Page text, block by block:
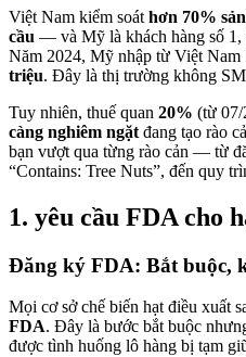
Việt Nam kiểm soát hơn 70%
cầu — và Mỹ là khách hàng số 1,
Năm 2024, Mỹ nhập từ Việt Nam
triệu. Đây là thị trường không
Tuy nhiên, thuế quan 20% (từ 07/
càng nghiêm ngặt đang tạo rào
bạn vượt qua từng rào cản — từ
“Contains: Tree Nuts”, đến quy
1. yêu cầu FDA cho
Đăng ký FDA: Bắt buộc,
Mọi cơ sở chế biến hạt điều xuất
FDA. Đây là bước bắt buộc
được tình huống lô hàng bị tạm